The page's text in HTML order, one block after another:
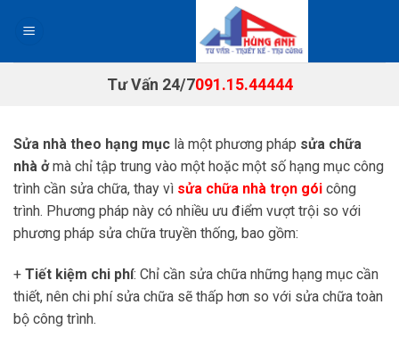
Tư Vấn 24/7091.15.44444
Sửa nhà theo hạng mục là một phương pháp sửa chữa
nhà ởmà chỉ tập trung vào một hoặc một số hạng mục công
trình cần sửa chữa, thay vì sửa chữa nhà trọn gói công
trình. Phương pháp này có nhiều ưu điểm vượt trội so với
phương pháp sửa chữa truyền thống, bao gồm:
+ Tiết kiệm chi phí: Chỉ cần sửa chữa những hạng mục cần
thiết, nên chi phí sửa chữa sẽ thấp hơn so với sửa chữa toàn
bộ công trình.